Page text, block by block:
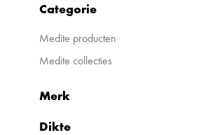
Doorgaan naar productlijst
Categorie
Medite producten
Medite collecties
Merk
Dikte